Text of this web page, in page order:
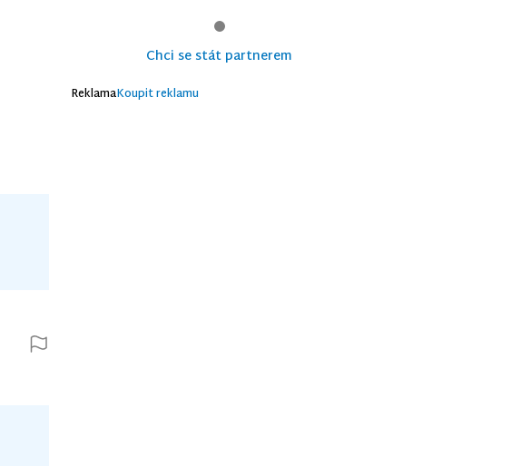
Chci se stát partnerem
ReklamaKoupit reklamu